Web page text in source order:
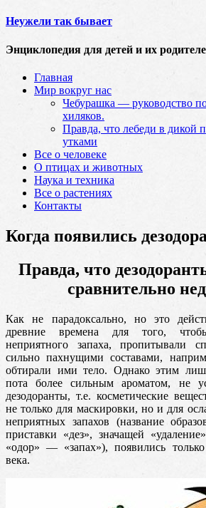
Неужели так бывает
Энциклопедия для детей и их
Главная
Мир вокруг нас
Чебурашка — руководство
хиляков.
Правда, что лебеди в дикой
утками
Все о человеке
О птицах и животных
Наука и техника
Все о растениях
Контакты
Когда появились
Правда, что
сравнительно
Как не парадоксально, но это
древние времена для того,
неприятного запаха, пропитывали
сильно пахнущими составами,
обтирали ими тело. Однако этим
пота более сильным ароматом, не
дезодоранты, т.е. косметические
не только для маскировки, но и для
неприятных запахов (название
приставки «дез», значащей
«одор» — «запах»), появились
века.